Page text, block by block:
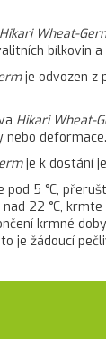
Hikari Wheat-
bílkovin a
je odvozen z
Hikari Wheat-
nebo deformace.
je k dostání
5 °C,
22 °C,
krmné
je žádoucí